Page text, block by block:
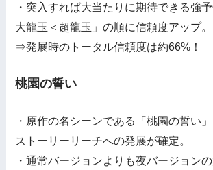
・突入すれば大当たりに期待できる強
大龍玉＜超龍玉」の順に信頼度アップ。
⇒発展時のトータル信頼度は約66%！
桃園の誓い
・原作の名シーンである「桃園の誓い
ストーリーリーチへの発展が確定。
・通常バージョンよりも夜バージョン